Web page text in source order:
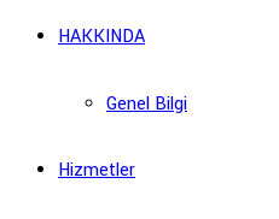
HAKKINDA
Genel Bilgi
Hizmetler